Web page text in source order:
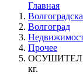
Главная
Волгоград
Прочее
кг.